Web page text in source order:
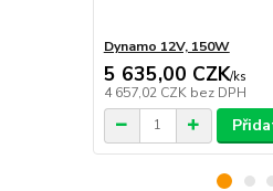
Dynamo 12V, 150W
5 635,00 CZK/ks
4 657,02 CZK bez DPH